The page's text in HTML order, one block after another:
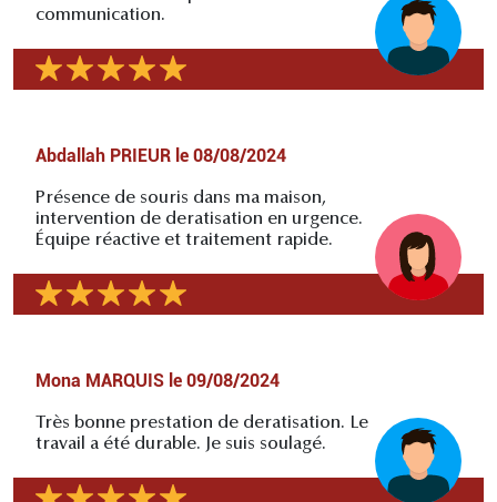
communication.
Abdallah PRIEUR le 08/08/2024
Présence de souris dans ma maison,
intervention de deratisation en urgence.
Équipe réactive et traitement rapide.
Mona MARQUIS le 09/08/2024
Très bonne prestation de deratisation. Le
travail a été durable. Je suis soulagé.